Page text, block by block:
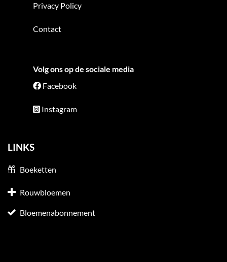
Privacy Policy
Contact
Volg ons op de sociale media
Facebook
Instagram
LINKS
Boeketten
Rouwbloemen
Bloemenabonnement